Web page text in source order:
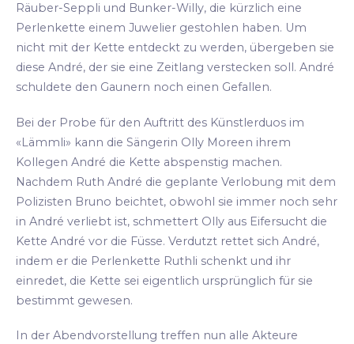
Räuber-Seppli und Bunker-Willy, die kürzlich eine
Perlenkette einem Juwelier gestohlen haben. Um
nicht mit der Kette entdeckt zu werden, übergeben sie
diese André, der sie eine Zeitlang verstecken soll. André
schuldete den Gaunern noch einen Gefallen.
Bei der Probe für den Auftritt des Künstlerduos im
«Lämmli» kann die Sängerin Olly Moreen ihrem
Kollegen André die Kette abspenstig machen.
Nachdem Ruth André die geplante Verlobung mit dem
Polizisten Bruno beichtet, obwohl sie immer noch sehr
in André verliebt ist, schmettert Olly aus Eifersucht die
Kette André vor die Füsse. Verdutzt rettet sich André,
indem er die Perlenkette Ruthli schenkt und ihr
einredet, die Kette sei eigentlich ursprünglich für sie
bestimmt gewesen.
In der Abendvorstellung treffen nun alle Akteure